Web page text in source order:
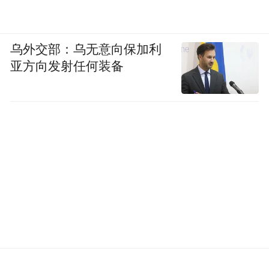
乌外交部：乌无意向保加利
亚方向发射任何装备